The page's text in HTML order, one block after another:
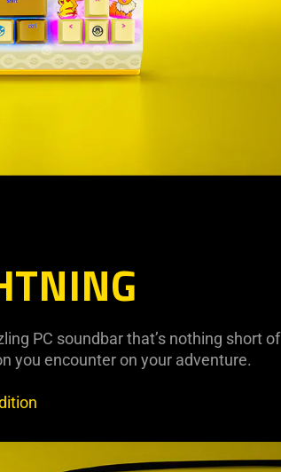
PC soundbar that’s nothing short of
you encounter on your adventure.